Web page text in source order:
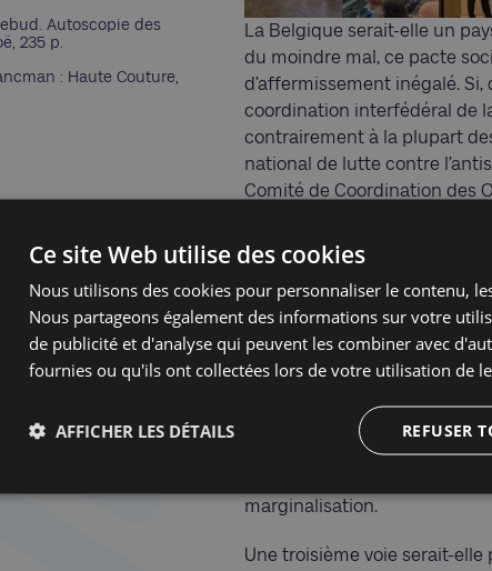
Autoscopie des
235 p.
: Haute Couture,
La Belgique serait-elle un
du moindre mal, ce pacte
d’affermissement inégalé.
coordination interfédéral de
contrairement à la plupart
national de lutte contre
Comité de Coordination des
d’organiser par avance son
qui pèsent sur les Juifs de
d’UNIA, l’organisme fédéral
antisémite. UNIA a choisi de
d’Alost.
Depuis la deuxième Intifada,
tragique du face-à-face
l’expulsion et l’annihilation
pragmatique oblige – de se
d’adhérer à la doxa
marginalisation.
Une troisième voie serait-elle
Ce site Web utilise des cookies
Nous utilisons des cookies pour personnaliser le contenu,
Nous partageons également des informations sur votre
de publicité et d'analyse qui peuvent les combiner avec
fournies ou qu'ils ont collectées lors de votre utilisation de
REFUSER
AFFICHER LES DÉTAILS